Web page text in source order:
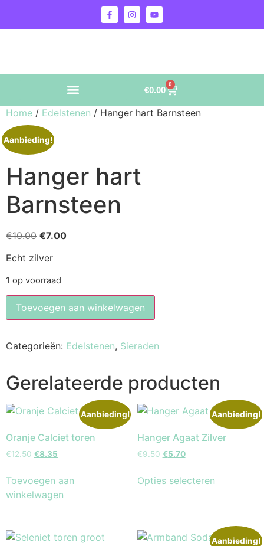
€0.00
0
Home / Edelstenen / Hanger hart Barnsteen
Aanbieding!
Hanger hart
Barnsteen
€10.00 €7.00
Echt zilver
1 op voorraad
Toevoegen aan winkelwagen
Categorieën: Edelstenen, Sieraden
Gerelateerde producten
Aanbieding!
Oranje Calciet toren
€12.50 €8.35
Toevoegen aan
winkelwagen
Aanbieding!
Hanger Agaat Zilver
€9.50 €5.70
Opties selecteren
Aanbieding!